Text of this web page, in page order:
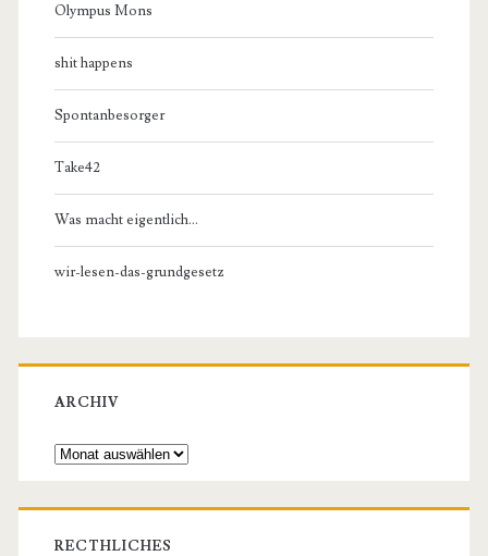
Olympus Mons
shit happens
Spontanbesorger
Take42
Was macht eigentlich…
wir-lesen-das-grundgesetz
ARCHIV
Archiv
RECTHLICHES